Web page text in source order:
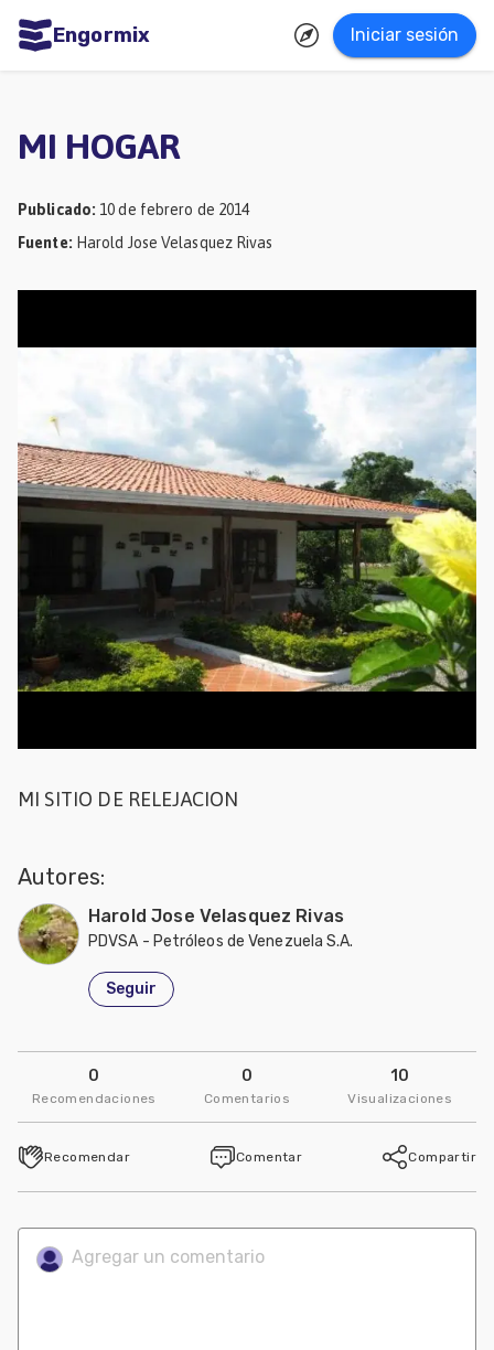
Engormix Iniciar sesión
Agricultura
Balanceados
Piensos
Micotoxinas
Porcicultura
Mascotas
MI HOGAR
Publicado: 10 de febrero de 2014
Fuente: Harold Jose Velasquez Rivas
MI SITIO DE RELEJACION
Autores:
Harold Jose Velasquez Rivas
PDVSA - Petróleos de Venezuela S.A.
Seguir
0
Recomendaciones
0
Comentarios
10
Visualizaciones
Recomendar Comentar Compartir